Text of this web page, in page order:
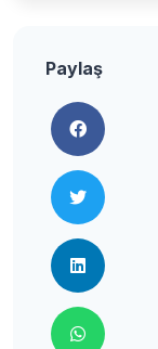
Paylaş